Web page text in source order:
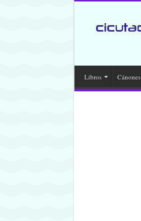
Libros Cánones